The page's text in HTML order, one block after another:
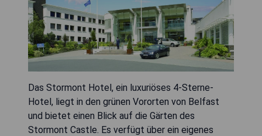
Das Stormont Hotel, ein luxuriöses 4-Sterne-
Hotel, liegt in den grünen Vororten von Belfast
und bietet einen Blick auf die Gärten des
Stormont Castle. Es verfügt über ein eigenes